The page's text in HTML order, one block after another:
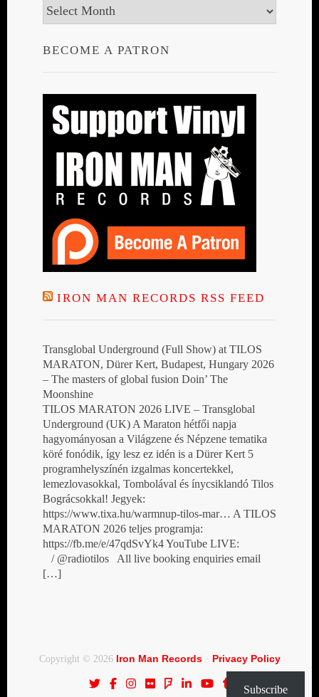
Archives
BECOME A PATRON
IRON MAN RECORDS RSS FEED
Transglobal Underground (Full Show) at TILOS
MARATON, Dürer Kert, Budapest, Hungary 2026
– The masters of global fusion Doin’ The
Moonshine
TILOS MARATON 2026 LIVE – Transglobal
Underground (UK) A Maraton hétfői napja
hagyományosan a Világzene és Népzene tematika
köré fonódik, így lesz ez idén is a Dürer Kert 5
programhelyszínén izgalmas koncertekkel,
lemezlovasokkal, Tombolával és ínycsiklandó Tilos
Bográcsokkal! Jegyek:
https://www.tixa.hu/warmnup-tilos-mar… A TILOS
MARATON 2026 teljes programja:
https://fb.me/e/47qdSvYk4 YouTube LIVE:
/ @radiotilos All live booking enquiries email
[…]
Copyright © 2026 Iron Man Records· Privacy Policy
Subscribe